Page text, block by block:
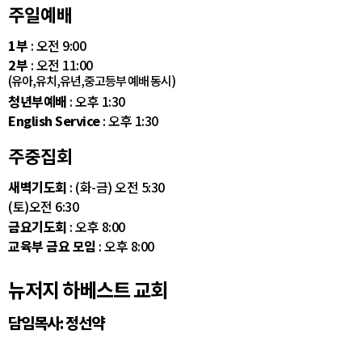
주일예배
1부 : 오전 9:00
2부 : 오전 11:00
(유아,유치,유년,중고등부 예배 동시)
청년부예배 : 오후 1:30
English Service: 오후 1:30
주중집회
새벽기도회 : (화-금) 오전 5:30
(토)오전 6:30
금요기도회 : 오후 8:00
교육부 금요 모임 : 오후 8:00
뉴저지 하베스트 교회
담임목사: 정선약